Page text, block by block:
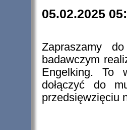
05.02.2025
Zapraszamy
badawczym
Engelking. To
dołączyć do
przedsięwzięciu